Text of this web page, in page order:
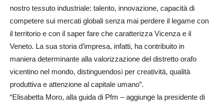
nostro tessuto industriale: talento, innovazione, capacità di
competere sui mercati globali senza mai perdere il legame con
il territorio e con il saper fare che caratterizza Vicenza e il
Veneto. La sua storia d’impresa, infatti, ha contribuito in
maniera determinante alla valorizzazione del distretto orafo
vicentino nel mondo, distinguendosi per creatività, qualità
produttiva e attenzione al capitale umano”.
“Elisabetta Moro, alla guida di Pfm – aggiunge la presidente di